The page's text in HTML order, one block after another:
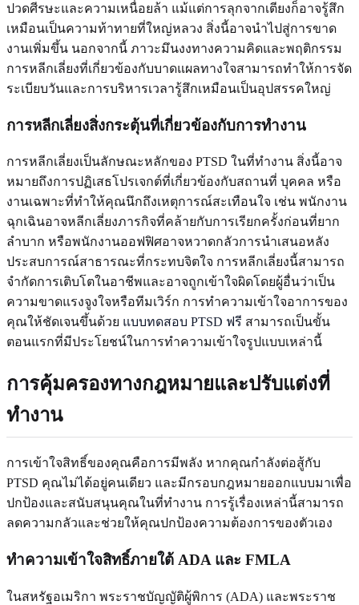
ปวดศีรษะและความเหนื่อยล้า แม้แต่การลุกจากเตียงก็อาจรู้สึก
เหมือนเป็นความท้าทายที่ใหญ่หลวง สิ่งนี้อาจนำไปสู่การขาด
งานเพิ่มขึ้น นอกจากนี้ ภาวะมึนงงทางความคิดและพฤติกรรม
การหลีกเลี่ยงที่เกี่ยวข้องกับบาดแผลทางใจสามารถทำให้การจัด
ระเบียบวันและการบริหารเวลารู้สึกเหมือนเป็นอุปสรรคใหญ่
การหลีกเลี่ยงสิ่งกระตุ้นที่เกี่ยวข้องกับการทำงาน
การหลีกเลี่ยงเป็นลักษณะหลักของ PTSD ในที่ทำงาน สิ่งนี้อาจ
หมายถึงการปฏิเสธโปรเจกต์ที่เกี่ยวข้องกับสถานที่ บุคคล หรือ
งานเฉพาะที่ทำให้คุณนึกถึงเหตุการณ์สะเทือนใจ เช่น พนักงาน
ฉุกเฉินอาจหลีกเลี่ยงภารกิจที่คล้ายกับการเรียกครั้งก่อนที่ยาก
ลำบาก หรือพนักงานออฟฟิศอาจหวาดกลัวการนำเสนอหลัง
ประสบการณ์สาธารณะที่กระทบจิตใจ การหลีกเลี่ยงนี้สามารถ
จำกัดการเติบโตในอาชีพและอาจถูกเข้าใจผิดโดยผู้อื่นว่าเป็น
ความขาดแรงจูงใจหรือทีมเวิร์ก การทำความเข้าใจอาการของ
คุณให้ชัดเจนขึ้นด้วย แบบทดสอบ PTSD ฟรี สามารถเป็นขั้น
ตอนแรกที่มีประโยชน์ในการทำความเข้าใจรูปแบบเหล่านี้
การคุ้มครองทางกฎหมายและปรับแต่งที่
ทำงาน
การเข้าใจสิทธิ์ของคุณคือการมีพลัง หากคุณกำลังต่อสู้กับ
PTSD คุณไม่ได้อยู่คนเดียว และมีกรอบกฎหมายออกแบบมาเพื่อ
ปกป้องและสนับสนุนคุณในที่ทำงาน การรู้เรื่องเหล่านี้สามารถ
ลดความกลัวและช่วยให้คุณปกป้องความต้องการของตัวเอง
ทำความเข้าใจสิทธิ์ภายใต้ ADA และ FMLA
ในสหรัฐอเมริกา พระราชบัญญัติผู้พิการ (ADA) และพระราช